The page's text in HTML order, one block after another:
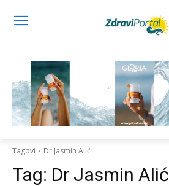
Tagovi Dr Jasmin Alić
Tag: Dr Jasmin Alić